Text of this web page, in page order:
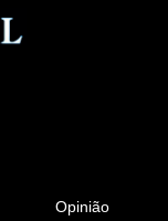
Opinião